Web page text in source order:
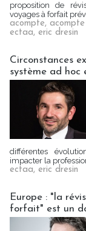
proposition de
voyages à forfait
acompte,
ectaa, eric dresin
Circonstances
système ad hoc
différentes
impacter la
ectaa, eric dresin
Europe : "la
forfait" est un